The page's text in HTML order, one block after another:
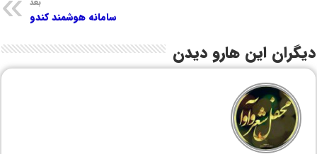
سامانه هوشمند کندو
دیگران این هارو دیدن